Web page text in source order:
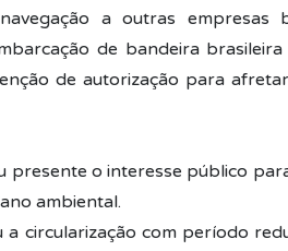
a outras empresas
de bandeira
de autorização para
presente o interesse público
ambiental.
circularização com período